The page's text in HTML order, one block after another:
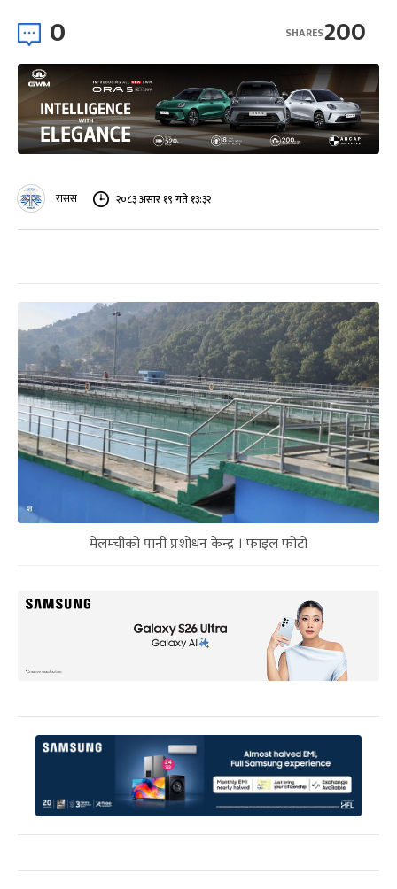
0 200
SHARES
रासस २०८३ असार १९ गते १३:३२
मेलम्चीको पानी प्रशोधन केन्द्र । फाइल फोटो